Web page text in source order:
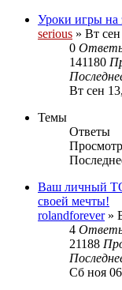
Уроки игры на
serious » Вт
0
141180
Вт сен
Темы
Ответы
Ваш личный
своей мечты!
rolandforever»
4
21188
Сб ноя